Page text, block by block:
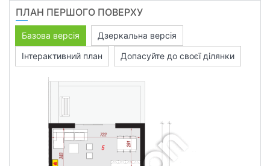
ПЛАН ПЕРШОГО ПОВЕРХУ
Базова версія
Дзеркальна версія
Інтерактивний план
Допасуйте до своєї ділянки